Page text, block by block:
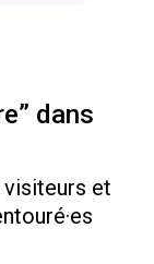
dans
visiteurs et